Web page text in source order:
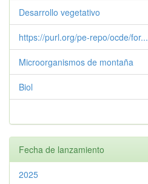
Desarrollo vegetativo
https://purl.org/pe-repo/ocde/for...
Microorganismos de montaña
Biol
Fecha de lanzamiento
2025